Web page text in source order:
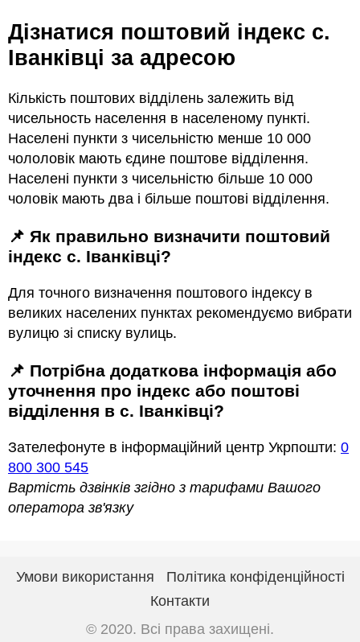
Дізнатися поштовий індекс с.
Іванківці за адресою
Кількість поштових відділень залежить від
чисельность населення в населеному пункті.
Населені пункти з чисельністю менше 10 000
чололовік мають єдине поштове відділення.
Населені пункти з чисельністю більше 10 000
чоловік мають два і більше поштові відділення.
📌 Як правильно визначити поштовий
індекс с. Іванківці?
Для точного визначення поштового індексу в
великих населених пунктах рекомендуємо вибрати
вулицю зі списку вулиць.
📌 Потрібна додаткова інформація або
уточнення про індекс або поштові
відділення в с. Іванківці?
Зателефонуте в інформаційний центр Укрпошти: 0
800 300 545
Вартість дзвінків згідно з тарифами Вашого
оператора зв'язку
Умови використання
Політика конфіденційності
Контакти
© 2020. Всі права захищені.